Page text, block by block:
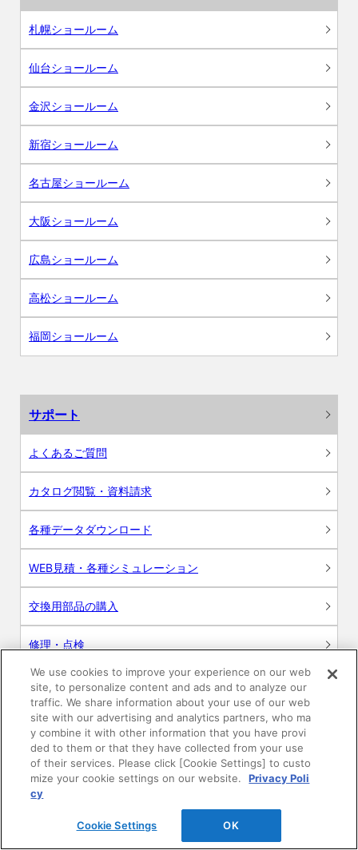
札幌ショールーム
仙台ショールーム
金沢ショールーム
新宿ショールーム
名古屋ショールーム
大阪ショールーム
広島ショールーム
高松ショールーム
福岡ショールーム
サポート
よくあるご質問
カタログ閲覧・資料請求
各種データダウンロード
WEB見積・各種シミュレーション
交換用部品の購入
修理・点検
お問い合わせ
ログイン
建築・設計関係者様向けサイト
ユーザー登録サービス
WEB見積システム
We use cookies to improve your experience on our web
site, to personalize content and ads and to analyze our
traffic. We share information about your use of our web
site with our advertising and analytics partners, who ma
y combine it with other information that you have provi
ded to them or that they have collected from your use
of their services. Please click [Cookie Settings] to custo
mize your cookie settings on our website.
Privacy Poli
cy
Cookie Settings OK